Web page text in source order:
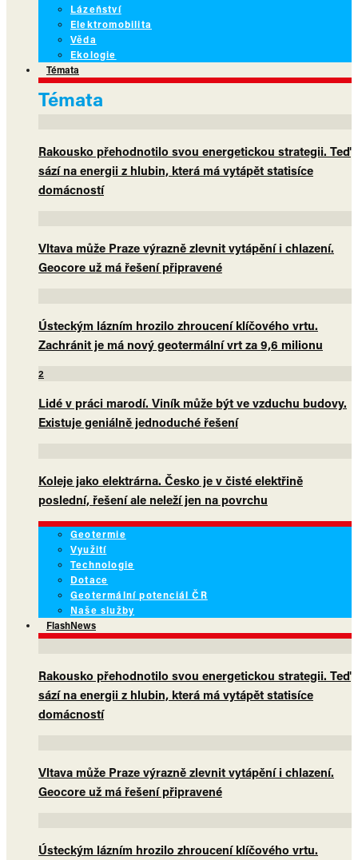
Lázeňství
Elektromobilita
Věda
Ekologie
Témata
Témata
Rakousko přehodnotilo svou energetickou strategii. Teď
sází na energii z hlubin, která má vytápět statisíce
domácností
Vltava může Praze výrazně zlevnit vytápění i chlazení.
Geocore už má řešení připravené
Ústeckým lázním hrozilo zhroucení klíčového vrtu.
Zachránit je má nový geotermální vrt za 9,6 milionu
2
Lidé v práci marodí. Viník může být ve vzduchu budovy.
Existuje geniálně jednoduché řešení
Koleje jako elektrárna. Česko je v čisté elektřině
poslední, řešení ale neleží jen na povrchu
Geotermie
Využití
Technologie
Dotace
Geotermální potenciál ČR
Naše služby
FlashNews
Rakousko přehodnotilo svou energetickou strategii. Teď
sází na energii z hlubin, která má vytápět statisíce
domácností
Vltava může Praze výrazně zlevnit vytápění i chlazení.
Geocore už má řešení připravené
Ústeckým lázním hrozilo zhroucení klíčového vrtu.